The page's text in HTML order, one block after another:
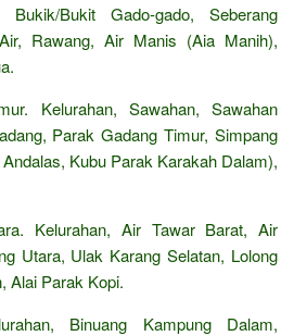
Bukit Gado-gado, Seberang
Rawang, Air Manis (Aia Manih),
Kelurahan, Sawahan, Sawahan
Parak Gadang Timur, Simpang
Kubu Parak Karakah Dalam),
Kelurahan, Air Tawar Barat, Air
Utara, Ulak Karang Selatan, Lolong
Alai Parak Kopi.
Binuang Kampung Dalam,